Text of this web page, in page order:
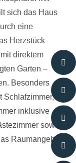
sich das Haus
eine
Herzstück
direktem
Garten –
Besonders
Schlafzimmer,
inklusive
sowie
Raumangebot